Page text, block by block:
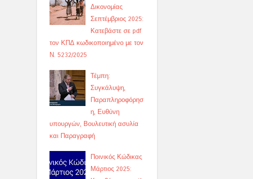
Δικονομίας
Σεπτέμβριος 2025:
Κατεβάστε σε pdf
τον ΚΠΔ κωδικοποιημένο με τον
Ν. 5232/2025
Τέμπη:
Συγκάλυψη,
Παραπληροφόρησ
η, Ευθύνη
υπουργών, Βουλευτική ασυλία
και Παραγραφή
Ποινικός Κώδικας
Μάρτιος 2025: